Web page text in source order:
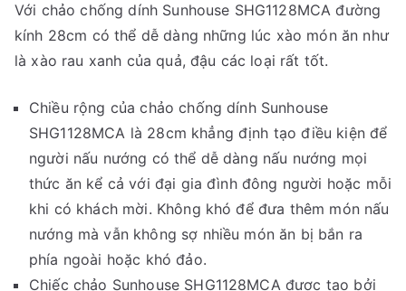
Với chảo chống dính Sunhouse SHG1128MCA đường
kính 28cm có thể dễ dàng những lúc xào món ăn như
là xào rau xanh của quả, đậu các loại rất tốt.
Chiều rộng của chảo chống dính Sunhouse
SHG1128MCA là 28cm khẳng định tạo điều kiện để
người nấu nướng có thể dễ dàng nấu nướng mọi
thức ăn kể cả với đại gia đình đông người hoặc mỗi
khi có khách mời. Không khó để đưa thêm món nấu
nướng mà vẫn không sợ nhiều món ăn bị bắn ra
phía ngoài hoặc khó đảo.
Chiếc chảo Sunhouse SHG1128MCA được tạo bởi